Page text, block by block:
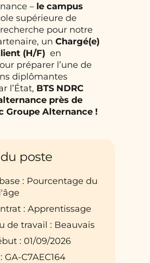
– le campus
supérieure de
pour notre
un Chargé(e)
(H/F) en
préparer l’une de
diplômantes
l’État, BTS NDRC
près de
Groupe Alternance !
poste
: Pourcentage du
: Apprentissage
de travail : Beauvais
: 01/09/2026
GA-C7AEC164